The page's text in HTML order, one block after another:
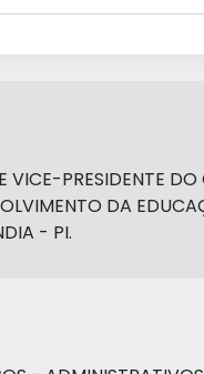
VICE-PRESIDENTE DO
DA
- PI.